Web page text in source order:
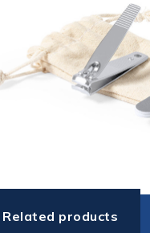
Related products